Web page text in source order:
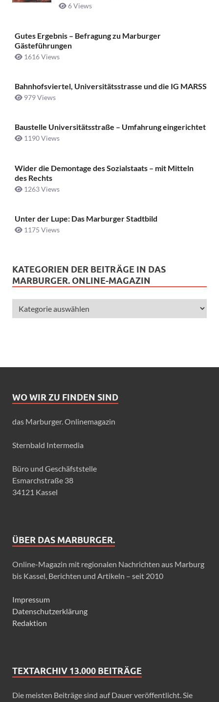
6 Views
Gutes Ergebnis – Befragung zu Marburger
Gästeführungen
1616 Views
Bahnhofsviertel, Universitätsstrasse und die IG MARSS
979 Views
Baustelle Universitätsstraße ­– Umfahrung eingerichtet
1190 Views
Wider die Demontage des Sozialstaats – mit Mitteln
des Rechts
1263 Views
Unter der Lupe: Das Marburger Stadtbild
1175 Views
KATEGORIEN DER BEITRÄGE IN DAS
MARBURGER. ONLINE-MAGAZIN
WO WIR ZU FINDEN SIND
das Marburger. Onlinemagazin
Sternbald Intermedia
Büro und Geschäfststelle
Esmarchstraße 38
34121 Kassel
ÜBER DAS MARBURGER.
Online-Magazin mit regionalen Nachrichten aus Marburg
bis Kassel, Berichten und Artikeln – seit 2010
Impressum
Datenschutzerklärung
Redaktion
TEXTARCHIV 13.000 BEITRÄGE
Die meisten Beiträge sind auf Dauer veröffentlicht. Sie